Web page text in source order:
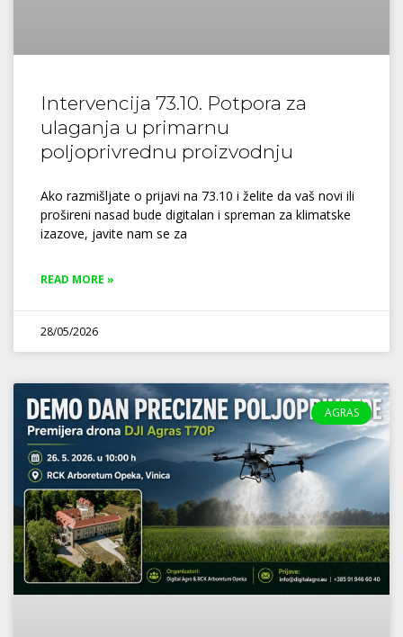
Intervencija 73.10. Potpora za
ulaganja u primarnu
poljoprivrednu proizvodnju
Ako razmišljate o prijavi na 73.10 i želite da vaš novi ili
prošireni nasad bude digitalan i spreman za klimatske
izazove, javite nam se za
READ MORE »
28/05/2026
AGRAS